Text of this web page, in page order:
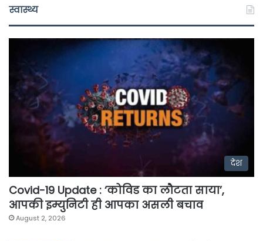
स्वास्थ्य
देश
Covid-19 Update : ‘कोविड का लौटता साया’,
आपकी इम्युनिटी ही आपका असली बचाव
August 2, 2026